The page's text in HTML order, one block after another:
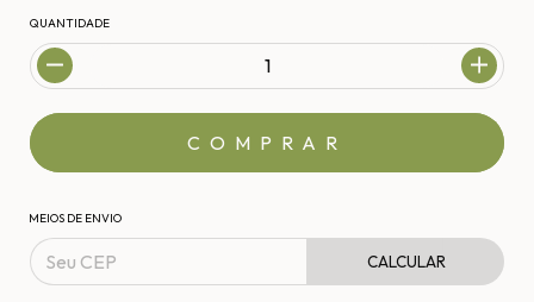
QUANTIDADE
MEIOS DE ENVIO
CALCULAR